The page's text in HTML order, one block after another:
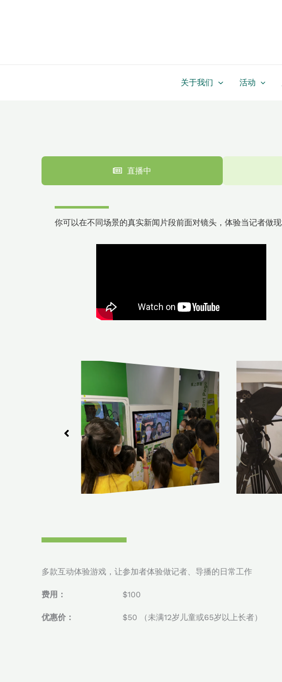
关于我们 活动
直播中
你可以在不同场景的真实新闻片段前面对镜头，体验当记者做
多款互动体验游戏，让参加者体验做记者、导播的日常工作
费用： $100
优惠价： $50 （未满12岁儿童或65岁以上长者）